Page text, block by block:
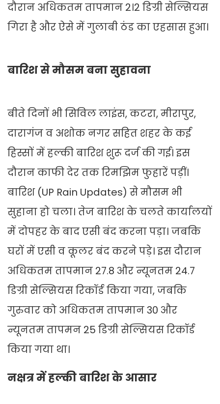
दौरान अधिकतम तापमान 2।2 डिग्री सेल्सियस
गिरा है और ऐसे में गुलाबी ठंड का एहसास हुआ।
बारिश से मौसम बना सुहावना
बीते दिनों भी सिविल लाइंस, कटरा, मीरापुर,
दारागंज व अशोक नगर सहित शहर के कई
हिस्सों में हल्की बारिश शुरू दर्ज की गई। इस
दौरान काफी देर तक रिमझिम फुहारें पड़ीं।
बारिश (UP Rain Updates) से मौसम भी
सुहाना हो चला। तेज बारिश के चलते कार्यालयों
में दोपहर के बाद एसी बंद करना पड़ा। जबकि
घरों में एसी व कूलर बंद करने पड़े। इस दौरान
अधिकतम तापमान 27.8 और न्यूनतम 24.7
डिग्री सेल्सियस रिकॉर्ड किया गया, जबकि
गुरुवार को अधिकतम तापमान 30 और
न्यूनतम तापमन 25 डिग्री सेल्सियस रिकॉर्ड
किया गया था।
नक्षत्र में हल्की बारिश के आसार